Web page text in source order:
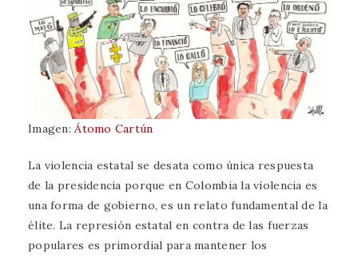
Imagen:Átomo Cartún
La violencia estatal se desata como única respuesta
de la presidencia porque en Colombia la violencia es
una forma de gobierno, es un relato fundamental de la
élite. La represión estatal en contra de las fuerzas
populares es primordial para mantener los